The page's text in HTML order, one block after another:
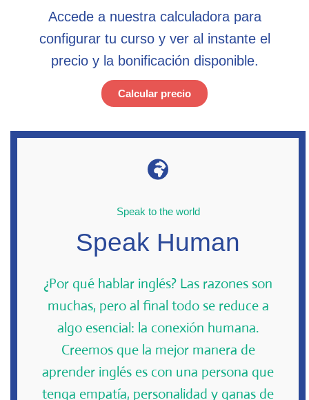
Accede a nuestra calculadora para
configurar tu curso y ver al instante el
precio y la bonificación disponible.
Calcular precio
Speak to the world
Speak Human
¿Por qué hablar inglés? Las razones son
muchas, pero al final todo se reduce a
algo esencial: la conexión humana.
Creemos que la mejor manera de
aprender inglés es con una persona que
tenga empatía, personalidad y ganas de